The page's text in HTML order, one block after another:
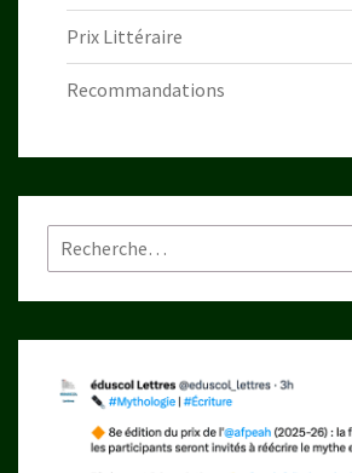
Prix Littéraire
Recommandations
Rechercher :